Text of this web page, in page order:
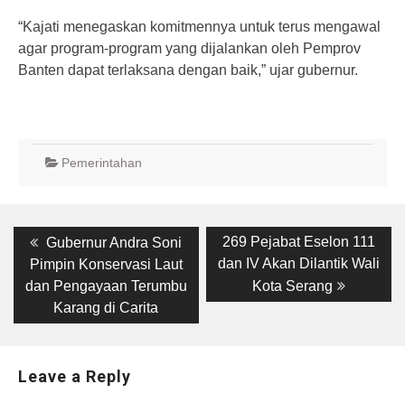
“Kajati menegaskan komitmennya untuk terus mengawal
agar program-program yang dijalankan oleh Pemprov
Banten dapat terlaksana dengan baik,” ujar gubernur.
Pemerintahan
Post
navigation
Previous
post:
Gubernur Andra Soni
Pimpin Konservasi Laut
dan Pengayaan Terumbu
Karang di Carita
Next
post:
269 Pejabat Eselon 111
dan IV Akan Dilantik Wali
Kota Serang
Leave a Reply